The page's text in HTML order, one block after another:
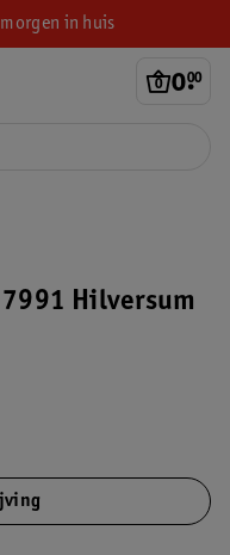
in huis
0.
00
7991 Hilversum